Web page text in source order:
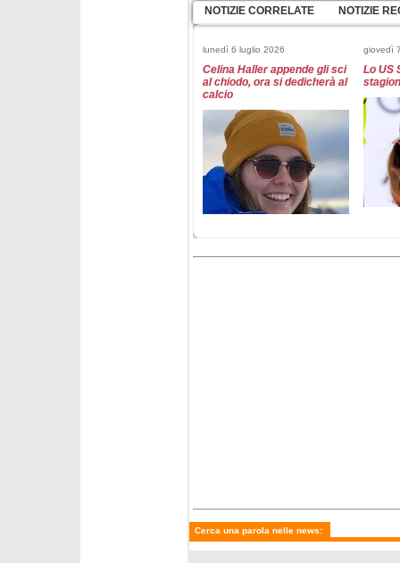
NOTIZIE CORRELATE NOTIZIE
lunedì 6 luglio 2026
Celina Haller appende gli sci
al chiodo, ora si dedicherà al
calcio
giovedì
Lo US
vince l'ultimo slalom,
Cerca una parola nelle news: